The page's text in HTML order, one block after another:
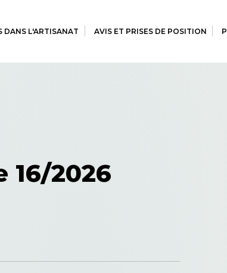
DANS L'ARTISANAT AVIS ET PRISES DE POSITION
16/2026